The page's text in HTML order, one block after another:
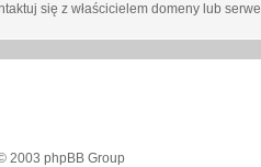
się z właścicielem domeny lub
2003 phpBB Group